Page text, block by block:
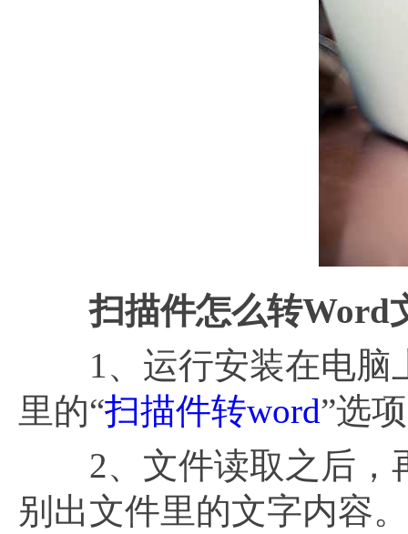
扫描件怎么转Word
1、运行安装在电脑
里的“扫描件转word”选
2、文件读取之后，再
别出文件里的文字内容。